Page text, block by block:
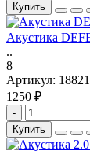
Купить
Акустика
..
8
Артикул:
1250 ₽
-
Купить